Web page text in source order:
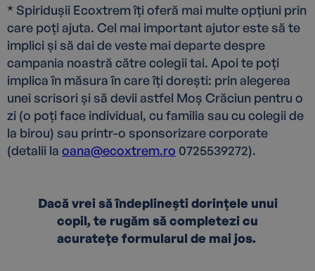
* Spiridușii Ecoxtrem îți oferă mai multe opțiuni prin
care poți ajuta. Cel mai important ajutor este să te
implici și să dai de veste mai departe despre
campania noastră către colegii tai. Apoi te poți
implica în măsura în care îți dorești: prin alegerea
unei scrisori și să devii astfel Moș Crăciun pentru o
zi (o poți face individual, cu familia sau cu colegii de
la birou) sau printr-o sponsorizare corporate
(detalii la oana@ecoxtrem.ro 0725539272).
Dacă vrei să îndeplinești dorințele unui
copil, te rugăm să completezi cu
acuratețe formularul de mai jos.